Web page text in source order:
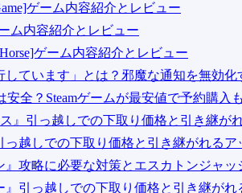
ゲーム内容紹介とレビュー
ム内容紹介とレビュー
ゲーム内容紹介とレビュー
しています」とは？邪魔な通知を無効
は安全？Steamゲームが最安値で予約購入
ス』引っ越しでの下取り価格と引き継が
っ越しでの下取り価格と引き継がれる
』攻略に必要な対策とエスカトンジャ
』引っ越しでの下取り価格と引き継が